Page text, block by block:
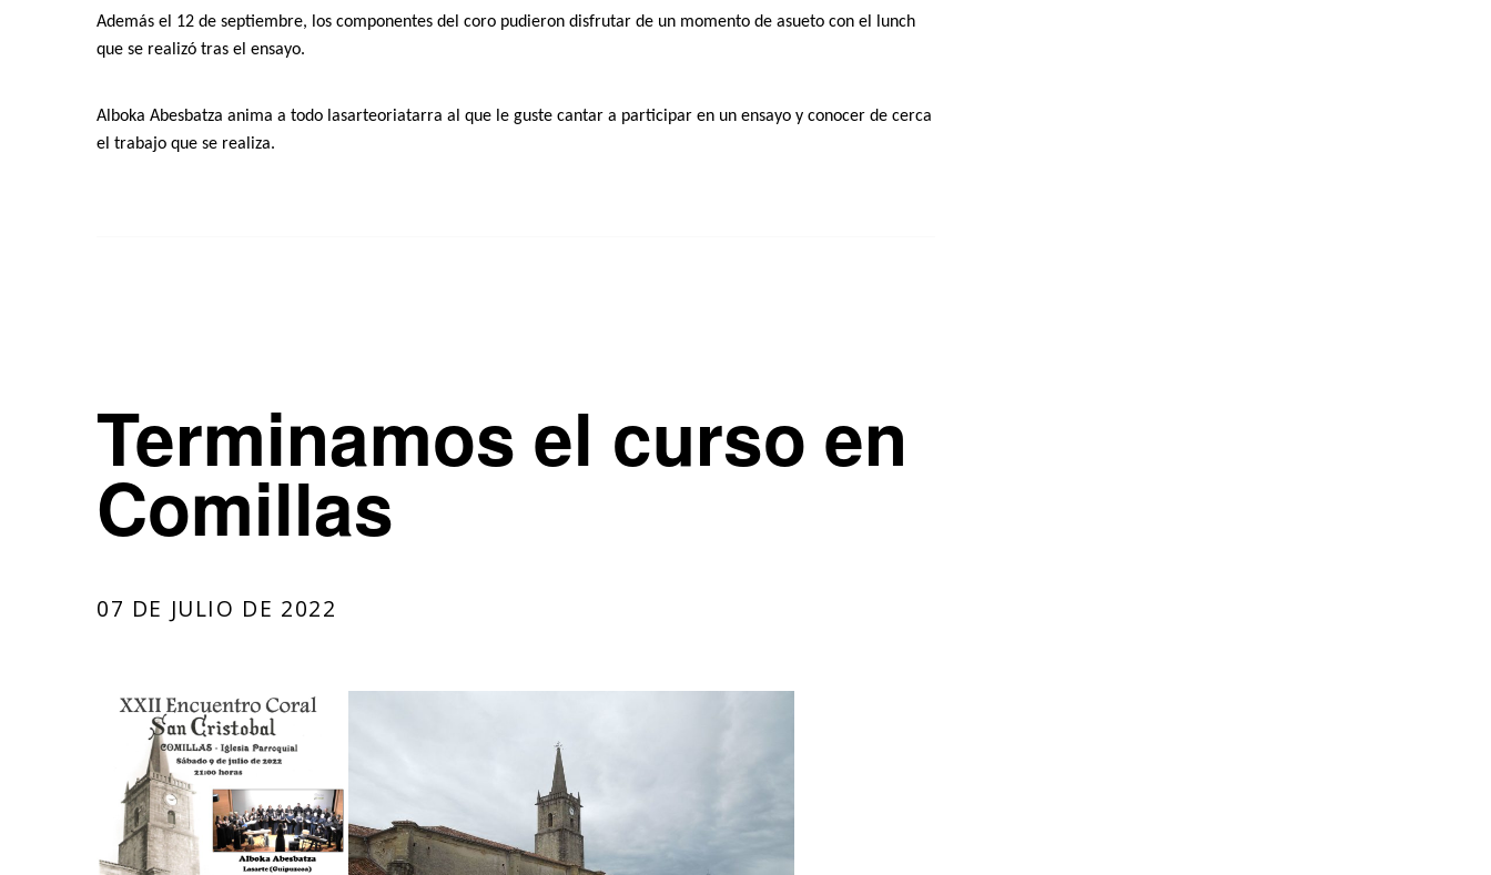
Además el 12 de septiembre, los componentes del coro pudieron disfrutar de un momento de asueto con el lunch
que se realizó tras el ensayo.
Alboka Abesbatza anima a todo lasarteoriatarra al que le guste cantar a participar en un ensayo y conocer de cerca
el trabajo que se realiza.
Terminamos el curso en
Comillas
07 DE JULIO DE 2022